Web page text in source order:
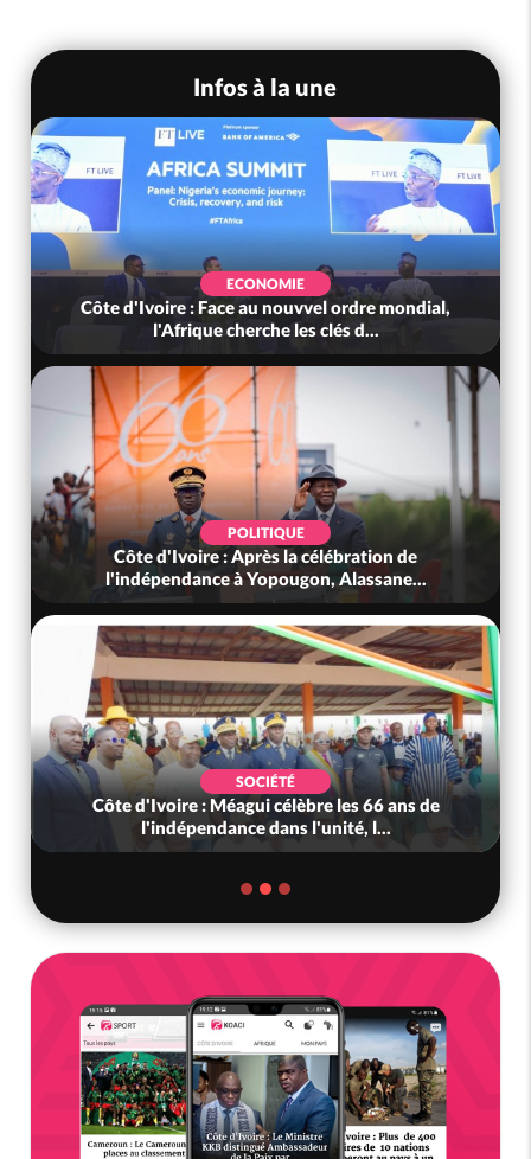
Infos à la une
ECONOMIE
Côte d'Ivoire : Face au nouvvel ordre mondial,
l'Afrique cherche les clés d...
POLITIQUE
Côte d'Ivoire : Après la célébration de
l'indépendance à Yopougon, Alassane...
SOCIÉTÉ
Côte d'Ivoire : Méagui célèbre les 66 ans de
l'indépendance dans l'unité, l...